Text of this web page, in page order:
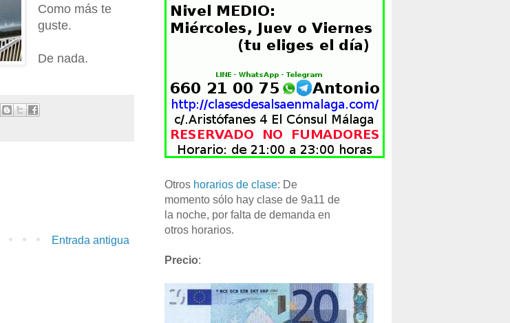
Como más te
guste.
De nada.
Entrada antigua
Otros horarios de clase: De
momento sólo hay clase de 9a11 de
la noche, por falta de demanda en
otros horarios.
Precio: